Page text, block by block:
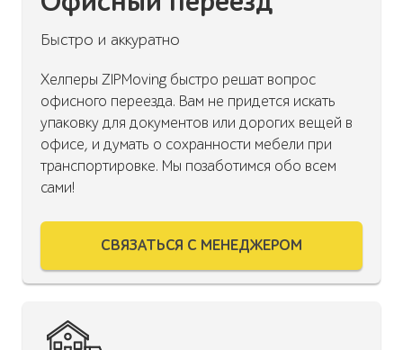
Быстро и аккуратно
Хелперы ZIPMoving быстро решат вопрос
офисного переезда. Вам не придется искать
упаковку для документов или дорогих вещей в
офисе, и думать о сохранности мебели при
транспортировке. Мы позаботимся обо всем
сами!
СВЯЗАТЬСЯ С МЕНЕДЖЕРОМ